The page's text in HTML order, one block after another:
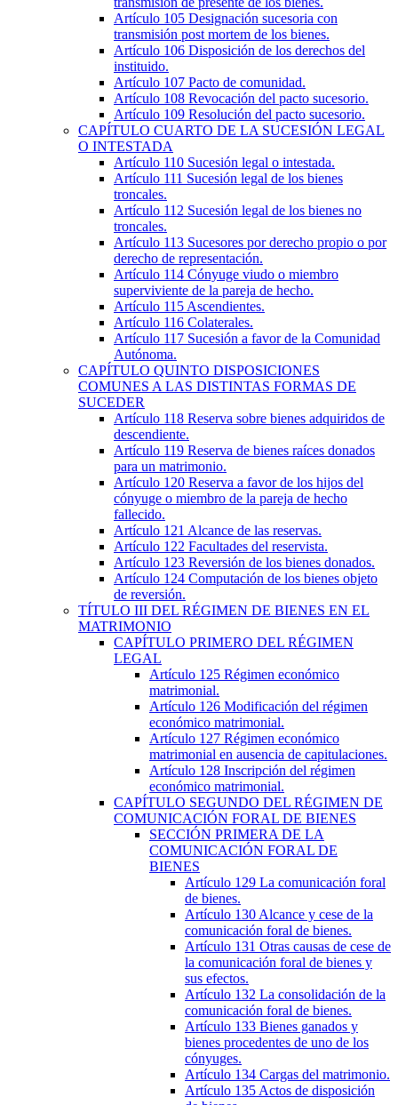
Artículo 105 Designación sucesoria con
transmisión post mortem de los bienes.
Artículo 106 Disposición de los derechos del
instituido.
Artículo 107 Pacto de comunidad.
Artículo 108 Revocación del pacto sucesorio.
Artículo 109 Resolución del pacto sucesorio.
CAPÍTULO CUARTO DE LA SUCESIÓN LEGAL
O INTESTADA
Artículo 110 Sucesión legal o intestada.
Artículo 111 Sucesión legal de los bienes
troncales.
Artículo 112 Sucesión legal de los bienes no
troncales.
Artículo 113 Sucesores por derecho propio o por
derecho de representación.
Artículo 114 Cónyuge viudo o miembro
superviviente de la pareja de hecho.
Artículo 115 Ascendientes.
Artículo 116 Colaterales.
Artículo 117 Sucesión a favor de la Comunidad
Autónoma.
CAPÍTULO QUINTO DISPOSICIONES
COMUNES A LAS DISTINTAS FORMAS DE
SUCEDER
Artículo 118 Reserva sobre bienes adquiridos de
descendiente.
Artículo 119 Reserva de bienes raíces donados
para un matrimonio.
Artículo 120 Reserva a favor de los hijos del
cónyuge o miembro de la pareja de hecho
fallecido.
Artículo 121 Alcance de las reservas.
Artículo 122 Facultades del reservista.
Artículo 123 Reversión de los bienes donados.
Artículo 124 Computación de los bienes objeto
de reversión.
TÍTULO III DEL RÉGIMEN DE BIENES EN EL
MATRIMONIO
CAPÍTULO PRIMERO DEL RÉGIMEN
LEGAL
Artículo 125 Régimen económico
matrimonial.
Artículo 126 Modificación del régimen
económico matrimonial.
Artículo 127 Régimen económico
matrimonial en ausencia de capitulaciones.
Artículo 128 Inscripción del régimen
económico matrimonial.
CAPÍTULO SEGUNDO DEL RÉGIMEN DE
COMUNICACIÓN FORAL DE BIENES
SECCIÓN PRIMERA DE LA
COMUNICACIÓN FORAL DE
BIENES
Artículo 129 La comunicación foral
de bienes.
Artículo 130 Alcance y cese de la
comunicación foral de bienes.
Artículo 131 Otras causas de cese de
la comunicación foral de bienes y
sus efectos.
Artículo 132 La consolidación de la
comunicación foral de bienes.
Artículo 133 Bienes ganados y
bienes procedentes de uno de los
cónyuges.
Artículo 134 Cargas del matrimonio.
Artículo 135 Actos de disposición